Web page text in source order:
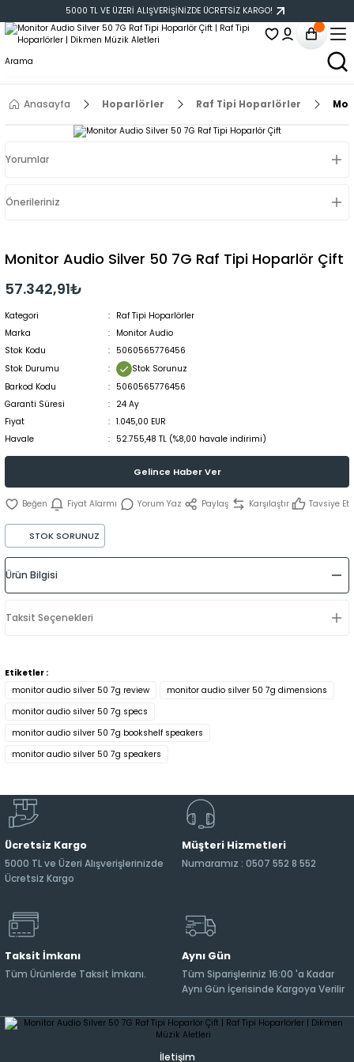
5000 TL VE ÜZERİ ALIŞVERİŞİNİZDE ÜCRETSİZ KARGO!
Anasayfa Hoparlörler Raf Tipi Hoparlörler
Yorumlar
Önerileriniz
Monitor Audio Silver 50 7G Raf Tipi Hoparlör Çift
57.342,91₺
Kategori
Raf Tipi Hoparlörler
Marka
Monitor Audio
Stok Kodu
5060565776456
Stok Durumu
Stok Sorunuz
Barkod Kodu
5060565776456
Garanti Süresi
24 Ay
Fiyat
1.045,00 EUR
Havale
52.755,48 TL (%8,00 havale indirimi)
Gelince Haber Ver
Fiyat Alarmı Yorum Yaz Paylaş Karşılaştır Tavsiye Et
STOK SORUNUZ
Ürün Bilgisi
Taksit Seçenekleri
Etiketler :
monitor audio silver 50 7g review
monitor audio silver 50 7g dimensions
monitor audio silver 50 7g specs
monitor audio silver 50 7g bookshelf speakers
monitor audio silver 50 7g speakers
Ücretsiz Kargo
5000 TL ve Üzeri Alışverişlerinizde
Ücretsiz Kargo
Müşteri Hizmetleri
Numaramız : 0507 552 8 552
Taksit İmkanı
Tüm Ürünlerde Taksit İmkanı.
Aynı Gün
Tüm Siparişleriniz 16:00 'a Kadar
Aynı Gün İçerisinde Kargoya Verilir
İletişim